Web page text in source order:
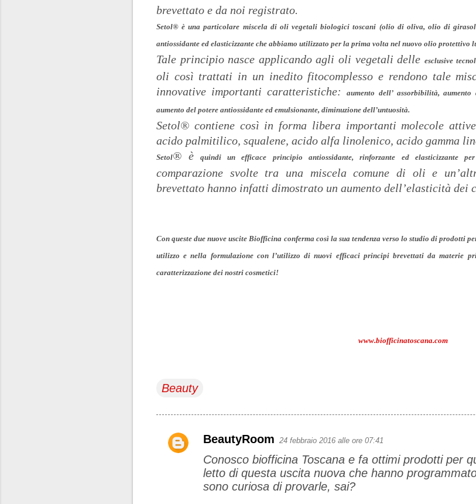
brevettato e da noi registrato.
Setol® è una particolare miscela di oli vegetali biologici toscani (olio di oliva, olio di
antiossidante ed elasticizzante che abbiamo utilizzato per la prima volta nel nuovo olio protettivo
Tale principio nasce applicando agli oli vegetali delle esclusive
oli così trattati in un inedito fitocomplesso e rendono tale
innovative importanti caratteristiche:
aumento dell’ assorbibilità,
aumento del potere antiossidante ed emulsionante, diminuzione dell’untuosità.
Setol® contiene così in forma libera importanti molecole
acido palmitilico, squalene, acido alfa linolenico, acido gamma
Setol® è quindi un efficace principio antiossidante, rinforzante ed elasticizzante
comparazione svolte tra una miscela comune di oli e
brevettato hanno infatti dimostrato un aumento dell’elasticità dei
Con queste due nuove uscite Biofficina conferma così la sua tendenza verso lo studio di
utilizzo e nella formulazione con l’utilizzo di nuovi efficaci principi brevettati da materie
caratterizzazione dei nostri cosmetici!
www.biofficinatoscana.com
Beauty
C
BeautyRoom 24 febbraio 2016 alle ore 07:41
Conosco biofficina Toscana e fa ottimi prodotti per
letto di questa uscita nuova che hanno
sono curiosa di provarle, sai?